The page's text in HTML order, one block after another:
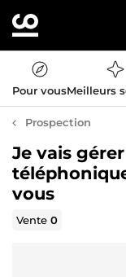
Pour vousMeilleurs
Prospection
Je vais
vous
Vente0